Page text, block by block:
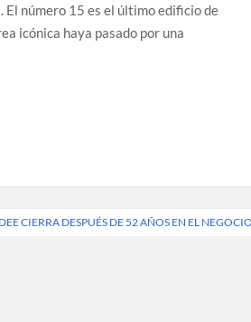
El número 15 es el último edificio de
icónica haya pasado por una
CIERRA DESPUÉS DE 52 AÑOS EN EL